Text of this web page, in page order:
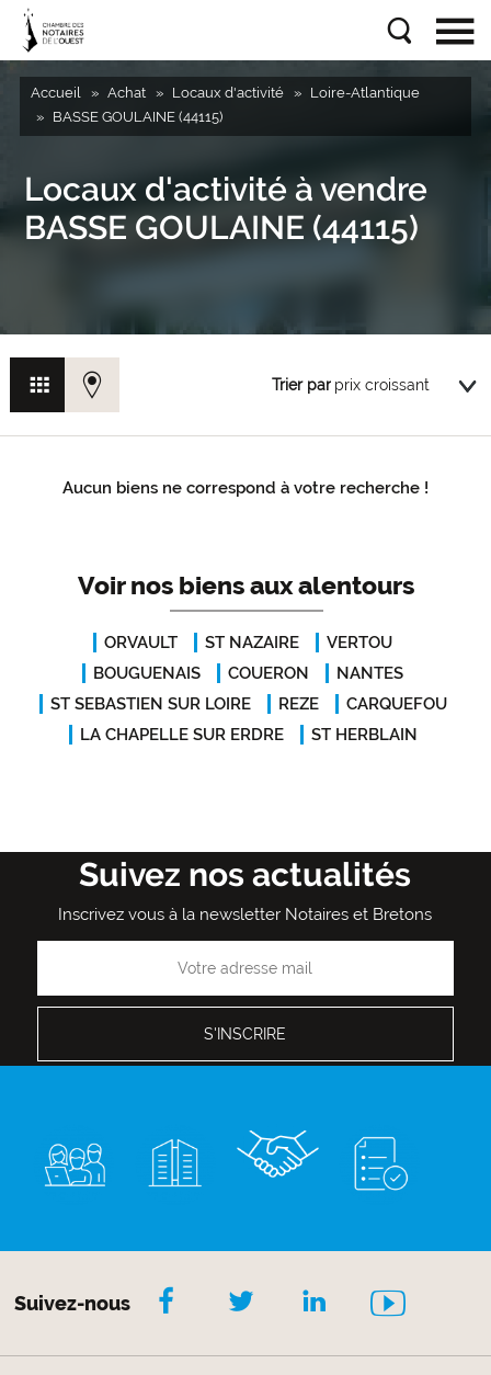
Accueil Achat Locaux d'activité
Loire-Atlantique
BASSE GOULAINE (44115)
Locaux d'activité à vendre
BASSE GOULAINE (44115)
Trier par
Aucun biens ne correspond à votre recherche !
Voir nos biens aux alentours
ORVAULT ST NAZAIRE
VERTOU
BOUGUENAIS
COUERON
NANTES
ST SEBASTIEN SUR LOIRE
REZE
CARQUEFOU
LA CHAPELLE SUR ERDRE
ST HERBLAIN
Suivez nos actualités
Inscrivez vous à la newsletter Notaires et Bretons
Suivez-nous